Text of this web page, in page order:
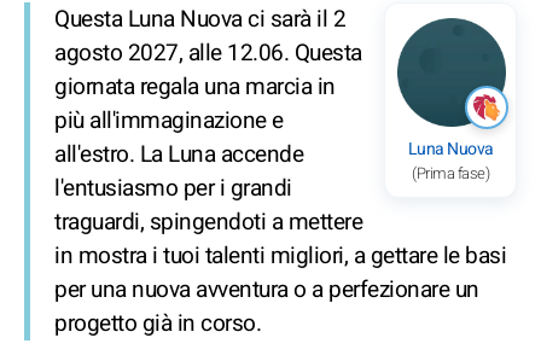
Luna Nuova
(Prima fase)
Questa Luna Nuova ci sarà il 2
agosto 2027, alle 12.06. Questa
giornata regala una marcia in
più all'immaginazione e
all'estro. La Luna accende
l'entusiasmo per i grandi
traguardi, spingendoti a mettere
in mostra i tuoi talenti migliori, a gettare le basi
per una nuova avventura o a perfezionare un
progetto già in corso.